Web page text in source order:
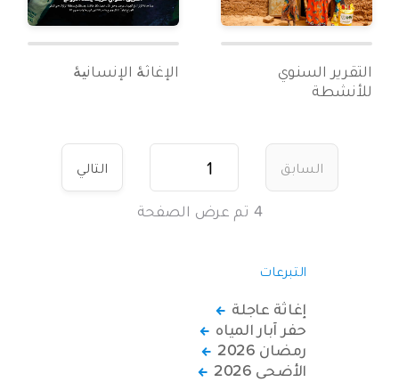
التقرير السنوي
للأنشطة
الإغاثۀ الإنسانیۀ
السابق التالي
4 تم عرض الصفحة
التبرعات
إغاثة عاجلة
حفر آبار المياه
رمضان 2026
الأضحى 2026